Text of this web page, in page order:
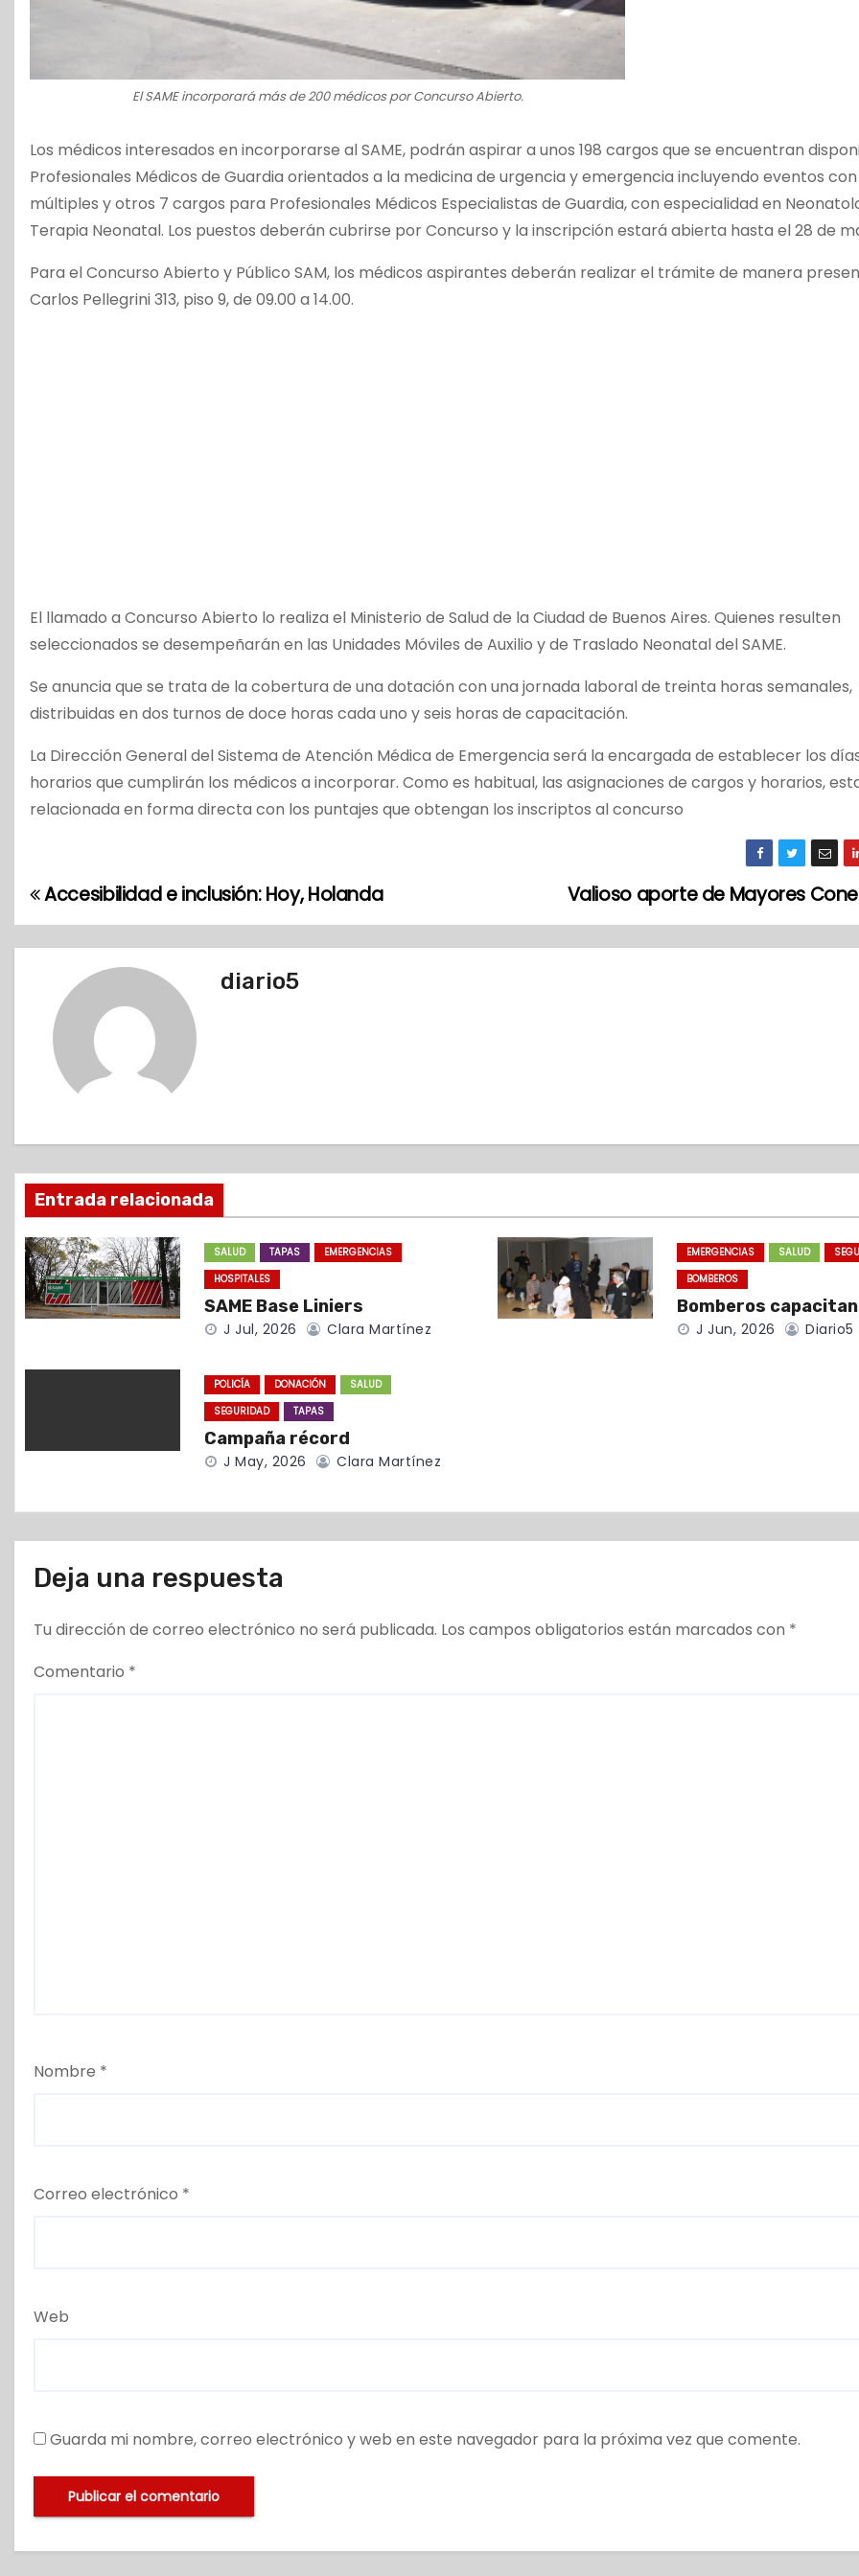
El SAME incorporará más de 200 médicos por Concurso Abierto.
Los médicos interesados en incorporarse al SAME, podrán aspirar a unos 198 cargos que se encuentran
Profesionales Médicos de Guardia orientados a la medicina de urgencia y emergencia incluyendo eventos
múltiples y otros 7 cargos para Profesionales Médicos Especialistas de Guardia, con especialidad en
Terapia Neonatal. Los puestos deberán cubrirse por Concurso y la inscripción estará abierta hasta el 28 de
Para el Concurso Abierto y Público SAM, los médicos aspirantes deberán realizar el trámite de manera
Carlos Pellegrini 313, piso 9, de 09.00 a 14.00.
El llamado a Concurso Abierto lo realiza el Ministerio de Salud de la Ciudad de Buenos Aires. Quienes resulten
seleccionados se desempeñarán en las Unidades Móviles de Auxilio y de Traslado Neonatal del SAME.
Se anuncia que se trata de la cobertura de una dotación con una jornada laboral de treinta horas semanales,
distribuidas en dos turnos de doce horas cada uno y seis horas de capacitación.
La Dirección General del Sistema de Atención Médica de Emergencia será la encargada de establecer los
horarios que cumplirán los médicos a incorporar. Como es habitual, las asignaciones de cargos y horarios,
relacionada en forma directa con los puntajes que obtengan los inscriptos al concurso
N
a
c
i
ó
n
d
r
a
d
a
s
Valioso aporte de Mayores
Accesibilidad e inclusión: Hoy, Holanda
diario5
Entrada relacionada
SALUD TAPAS
EMERGENCIAS
HOSPITALES
SAME Base Liniers
J Jul, 2026 Clara Martínez
EMERGENCIAS SALUD
BOMBEROS
Bomberos capacitan
J Jun, 2026 Diario5
POLICÍA DONACIÓN
SALUD
SEGURIDAD
TAPAS
Campaña récord
J May, 2026 Clara Martínez
Deja una respuesta
Tu dirección de correo electrónico no será publicada. Los campos obligatorios están marcados con *
Comentario *
Nombre *
Correo electrónico *
Web
Guarda mi nombre, correo electrónico y web en este navegador para la próxima vez que comente.